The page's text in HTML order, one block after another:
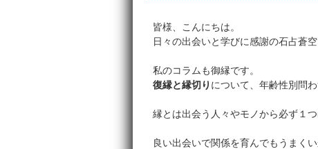
皆様、こんにちは。
日々の出会いと学びに感謝の石占蒼空
私のコラムも御縁です。
復縁と縁切り について、年齢性別問
縁とは出会う人々やモノから必ず１
良い出会いで関係を育んでもうまく